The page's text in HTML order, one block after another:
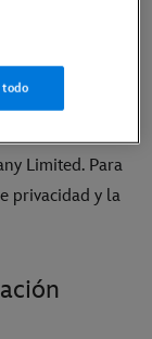
Limited. Para
privacidad y la